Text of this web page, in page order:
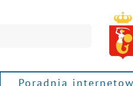
Poradnia